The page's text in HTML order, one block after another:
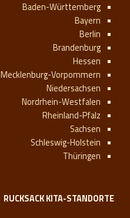
Baden-Württemberg
Bayern
Berlin
Brandenburg
Hessen
Mecklenburg-Vorpommern
Niedersachsen
Nordrhein-Westfalen
Rheinland-Pfalz
Sachsen
Schleswig-Holstein
Thüringen
RUCKSACK KITA-STANDORTE